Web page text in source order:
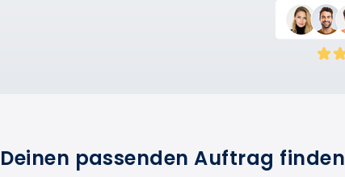
passenden Auftrag finden